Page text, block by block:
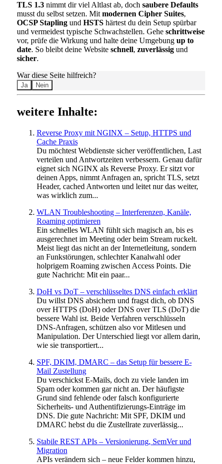
TLS 1.3nimmt dir viel Altlast ab, doch saubere Defaults
musst du selbst setzen. Mit modernen Cipher Suites,
OCSP Staplingund HSTShärtest du dein Setup spürbar
und vermeidest typische Schwachstellen. Gehe schrittweise
vor, prüfe die Wirkung und halte deine Umgebung up to
date. So bleibt deine Website schnell, zuverlässigund
sicher.
War diese Seite hilfreich?
Ja Nein
weitere Inhalte:
Reverse Proxy mit NGINX – Setup, HTTPS und
Cache Praxis
Du möchtest Webdienste sicher veröffentlichen, Last
verteilen und Antwortzeiten verbessern. Genau dafür
eignet sich NGINX als Reverse Proxy. Er sitzt vor
deinen Apps, nimmt Anfragen an, spricht TLS, setzt
Header, cached Antworten und leitet nur das weiter,
was wirklich zum...
WLAN Troubleshooting – Interferenzen, Kanäle,
Roaming optimieren
Ein schnelles WLAN fühlt sich magisch an, bis es
ausgerechnet im Meeting oder beim Stream ruckelt.
Meist liegt das nicht an der Internetleitung, sondern
an Funkstörungen, schlechter Kanalwahl oder
holprigem Roaming zwischen Access Points. Die
gute Nachricht: Mit ein paar...
DoH vs DoT – verschlüsseltes DNS einfach erklärt
Du willst DNS absichern und fragst dich, ob DNS
over HTTPS (DoH) oder DNS over TLS (DoT) die
bessere Wahl ist. Beide Verfahren verschlüsseln
DNS-Anfragen, schützen also vor Mitlesen und
Manipulation. Der Unterschied liegt vor allem darin,
wie sie transportiert...
SPF, DKIM, DMARC – das Setup für bessere E-
Mail Zustellung
Du verschickst E-Mails, doch zu viele landen im
Spam oder kommen gar nicht an. Der häufigste
Grund sind fehlende oder falsch konfigurierte
Sicherheits- und Authentifizierungs-Einträge im
DNS. Die gute Nachricht: Mit SPF, DKIM und
DMARC hebst du die Zustellrate zuverlässig...
Stabile REST APIs – Versionierung, SemVer und
Migration
APIs verändern sich – neue Felder kommen hinzu,